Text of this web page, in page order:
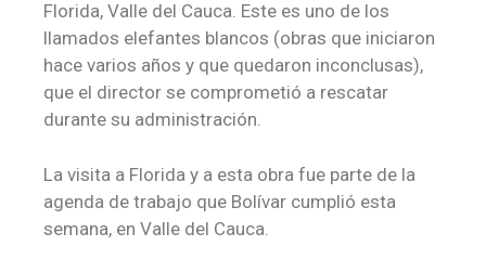
Florida, Valle del Cauca. Este es uno de los
llamados elefantes blancos (obras que iniciaron
hace varios años y que quedaron inconclusas),
que el director se comprometió a rescatar
durante su administración.
La visita a Florida y a esta obra fue parte de la
agenda de trabajo que Bolívar cumplió esta
semana, en Valle del Cauca.